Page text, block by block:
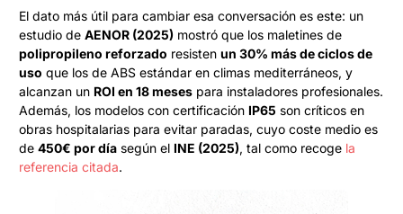
El dato más útil para cambiar esa conversación es este: un
estudio de AENOR (2025) mostró que los maletines de
polipropileno reforzado resisten un 30% más de ciclos de
uso que los de ABS estándar en climas mediterráneos, y
alcanzan un ROI en 18 meses para instaladores profesionales.
Además, los modelos con certificación IP65 son críticos en
obras hospitalarias para evitar paradas, cuyo coste medio es
de 450€ por día según el INE (2025), tal como recoge la
referencia citada.